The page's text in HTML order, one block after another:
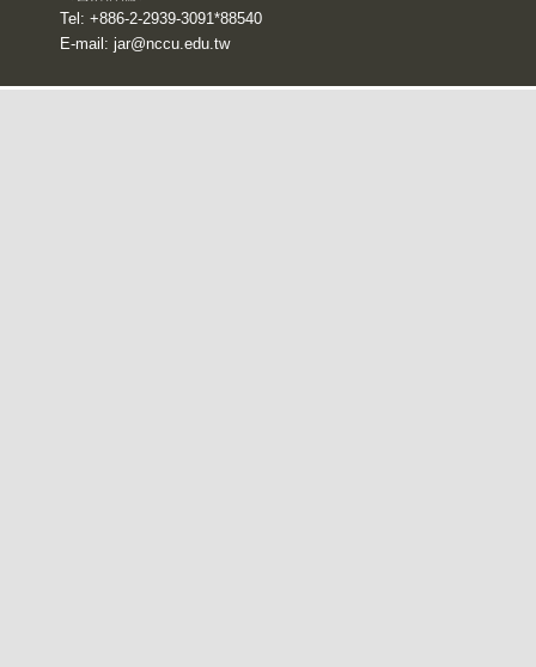
Tel: +886-2-2939-3091*88540
E-mail: jar@nccu.edu.tw